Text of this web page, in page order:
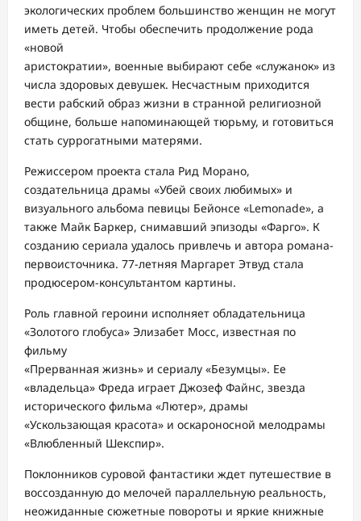
экологических проблем большинство женщин не могут
иметь детей. Чтобы обеспечить продолжение рода
«новой
аристократии», военные выбирают себе «служанок» из
числа здоровых девушек. Несчастным приходится
вести рабский образ жизни в странной религиозной
общине, больше напоминающей тюрьму, и готовиться
стать суррогатными матерями.
Режиссером проекта стала Рид Морано,
создательница драмы «Убей своих любимых» и
визуального альбома певицы Бейонсе «Lemonade», а
также Майк Баркер, снимавший эпизоды «Фарго». К
созданию сериала удалось привлечь и автора романа-
первоисточника. 77-летняя Маргарет Этвуд стала
продюсером-консультантом картины.
Роль главной героини исполняет обладательница
«Золотого глобуса» Элизабет Мосс, известная по
фильму
«Прерванная жизнь» и сериалу «Безумцы». Ее
«владельца» Фреда играет Джозеф Файнс, звезда
исторического фильма «Лютер», драмы
«Ускользающая красота» и оскароносной мелодрамы
«Влюбленный Шекспир».
Поклонников суровой фантастики ждет путешествие в
воссозданную до мелочей параллельную реальность,
неожиданные сюжетные повороты и яркие книжные